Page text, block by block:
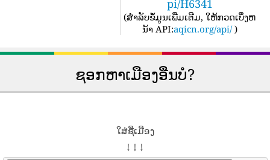
pi/H6341
(ສໍາລັບຂໍ້ມູນເພີ່ມເຕີມ, ໃຫ້ກວດເບິ່ງຫ
ນ້າ API:aqicn.org/api/ )
ຊອກຫາເມືອງອື່ນບໍ?
ໃສ່ຊື່ເມືອງ
↓ ↓ ↓